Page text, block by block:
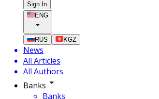
Sign In
ENG
RUS KGZ
News
All Articles
All Authors
Banks
Banks